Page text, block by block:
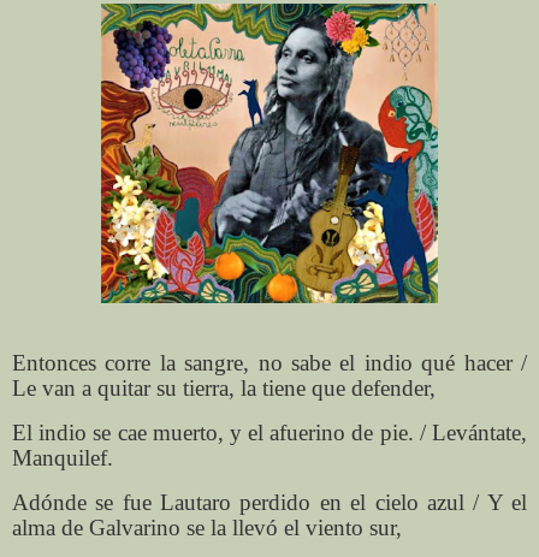
Entonces corre la sangre, no sabe el indio qué hacer /
Le van a quitar su tierra, la tiene que defender,
El indio se cae muerto, y el afuerino de pie. / Levántate,
Manquilef.
Adónde se fue Lautaro perdido en el cielo azul / Y el
alma de Galvarino se la llevó el viento sur,